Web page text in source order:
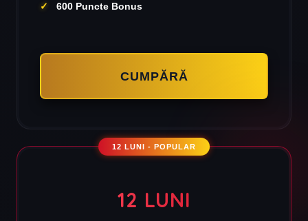
600 Puncte Bonus
CUMPĂRĂ
12 LUNI - POPULAR
12 LUNI